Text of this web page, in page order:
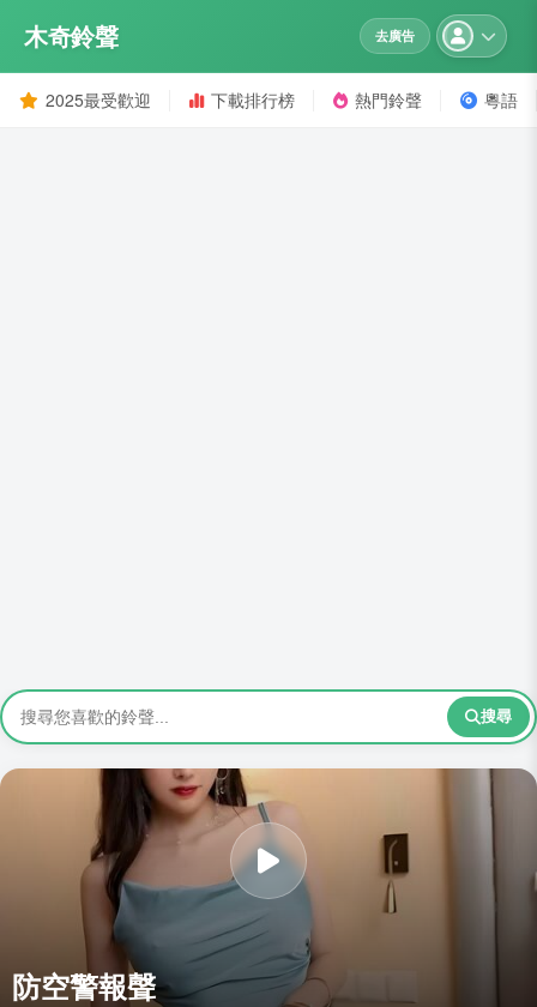
木奇鈴聲 去廣告
2025最受歡迎 下載排行榜 熱門鈴聲 粵語
搜尋
防空警報聲